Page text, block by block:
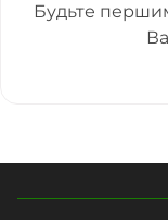
Будьте